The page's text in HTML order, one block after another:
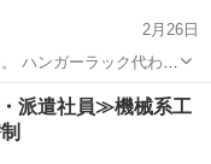
2月26日
リの製品で新しい現役商品です。 下記データーです。↓ ...
干し
派遣社員≫機械系工